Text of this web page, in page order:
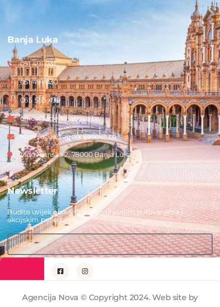
Banja Luka
051 491 031
051 491 030
065 565 439
office@agencijanova.ba
rezervacije@agencijanova.ba
Vidovdanska 2, 78000 Banja Luka
Newsletter
Budite uvijek obavješteni o najnovijim putovanjima i
akcijskim ponudama.
PRIJAVITE SE
Agencija Nova © Copyright 2024. Web site by